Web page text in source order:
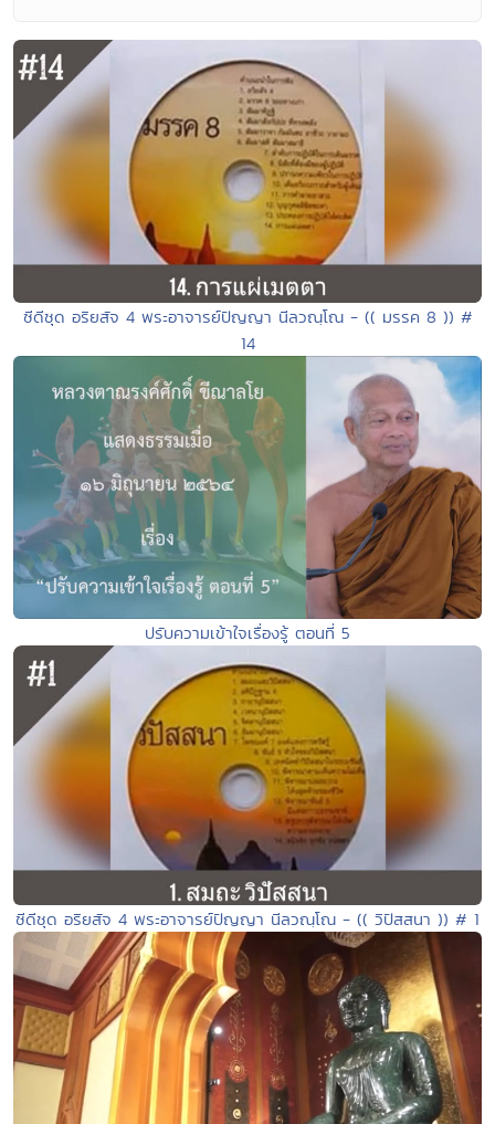
ซีดีชุด อริยสัจ 4 พระอาจารย์ปัญญา นีลวณฺโณ - (( มรรค 8 )) #
14
ปรับความเข้าใจเรื่องรู้ ตอนที่ 5
ซีดีชุด อริยสัจ 4 พระอาจารย์ปัญญา นีลวณฺโณ - (( วิปัสสนา )) # 1